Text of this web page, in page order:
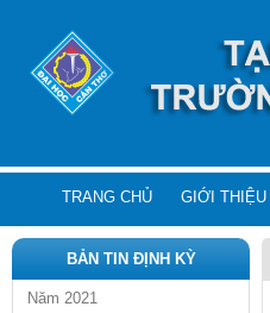
TRANG CHỦ GIỚI THIỆU
BẢN TIN ĐỊNH KỲ
Năm 2021